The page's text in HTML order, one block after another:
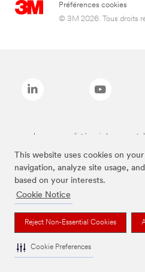
This website uses cookies on
navigation, analyze site usage,
based on your interests.
Cookie Notice
Reject Non-Essential Cookies
Cookie Preferences
Préférences cookies
© 3M 2026. Tous droits
Les marques listées ci-dessus sont